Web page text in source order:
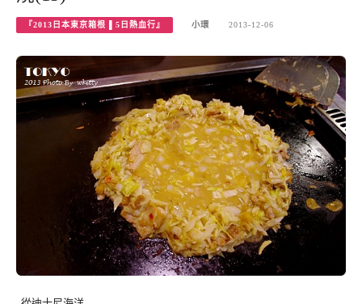
『2013日本東京箱根 ▌5日熱血行』 小環 2013-12-06